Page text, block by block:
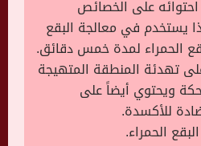
على الخصائص
يستخدم في معالجة البقع
الحمراء لمدة خمس دقائق.
تهدئة المنطقة المتهيجة
ويحتوي أيضاً على
للأكسدة.
الحمراء.